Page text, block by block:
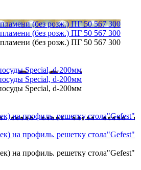
(без розж.) ПГ 50 567 300
(без розж.) ПГ 50 567 300
(без розж.) ПГ 50 567 300
Special, d-200мм
Special, d-200мм
Special, d-200мм
на профиль. решетку стола"Gefest"
на профиль. решетку стола"Gefest"
на профиль. решетку стола"Gefest"